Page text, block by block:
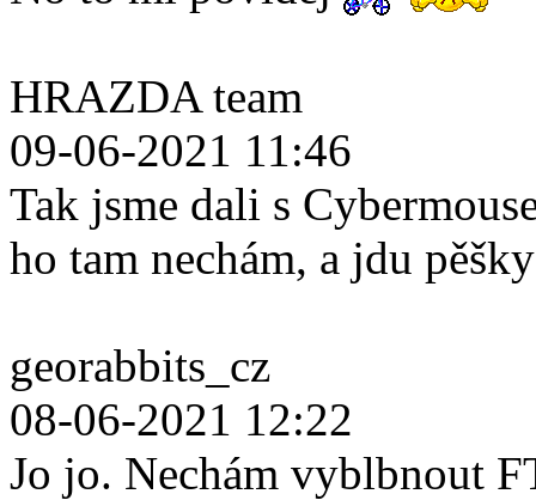
HRAZDA team
09-06-2021 11:46
Tak jsme dali s
ho tam nechám, a jdu
georabbits_cz
08-06-2021 12:22
Jo jo. Nechám vyblbnout